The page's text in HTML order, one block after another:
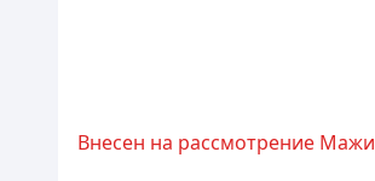
Внесен на рассмотрение